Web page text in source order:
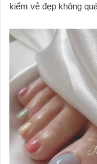
kiếm vẻ đẹp không